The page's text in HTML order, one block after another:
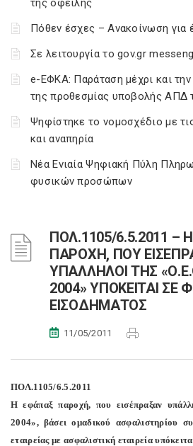
της οφειλής
Πόθεν έσχες – Ανακοίνωση για
Σε λειτουργία το gov.gr
e-ΕΦΚΑ: Παράταση μέχρι και
της προθεσμίας υποβολής ΑΠΔ
Ψηφίστηκε το νομοσχέδιο με
και αναπηρία
Νέα Ενιαία Ψηφιακή Πύλη
φυσικών προσώπων
ΠΟΛ.1105/6.5.2011 –
ΠΑΡΟΧΗ, ΠΟΥ
ΥΠΑΛΛΗΛΟΙ ΤΗΣ
2004» ΥΠΟΚΕΙΤΑΙ ΣΕ
ΕΙΣΟΔΗΜΑΤΟΣ
11/05/2011
ΠΟΛ.1105/6.5.2011
Η εφάπαξ παροχή, που εισέπραξαν
2004», βάσει ομαδικού ασφαλιστηρίου
εταιρείας με ασφαλιστική εταιρεία